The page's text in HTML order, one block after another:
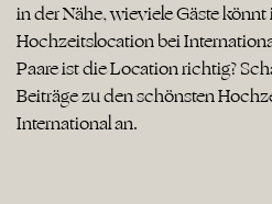
in der Nähe, wieviele Gäste
Hochzeitslocation bei
Paare ist die Location richtig?
Beiträge zu den schönsten
International an.